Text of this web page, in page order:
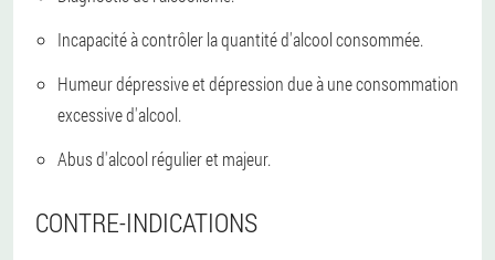
Incapacité à contrôler la quantité d'alcool consommée.
Humeur dépressive et dépression due à une consommation
excessive d'alcool.
Abus d'alcool régulier et majeur.
CONTRE-INDICATIONS